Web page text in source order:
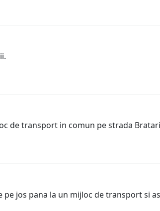
de transport in comun pe strada
jos pana la un mijloc de transport si